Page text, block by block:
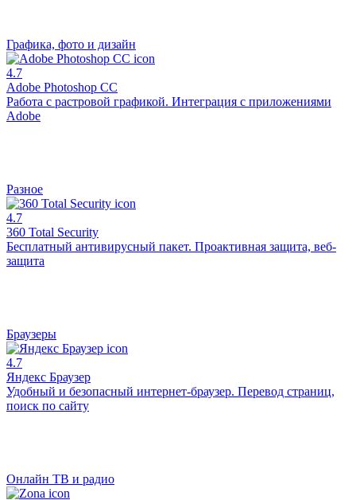
Графика, фото и дизайн
4.7
Adobe Photoshop CC
Работа с растровой графикой. Интеграция с приложениями
Adobe
Разное
4.7
360 Total Security
Бесплатный антивирусный пакет. Проактивная защита, веб-
защита
Браузеры
4.7
Яндекс Браузер
Удобный и безопасный интернет-браузер. Перевод страниц,
поиск по сайту
Онлайн ТВ и радио